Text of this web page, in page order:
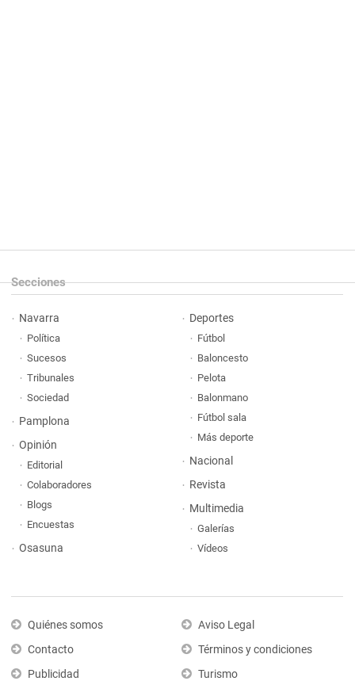
Secciones
Navarra
Política
Sucesos
Tribunales
Sociedad
Pamplona
Opinión
Editorial
Colaboradores
Blogs
Encuestas
Osasuna
Deportes
Fútbol
Baloncesto
Pelota
Balonmano
Fútbol sala
Más deporte
Nacional
Revista
Multimedia
Galerías
Vídeos
Quiénes somos
Contacto
Publicidad
Aviso Legal
Términos y condiciones
Turismo